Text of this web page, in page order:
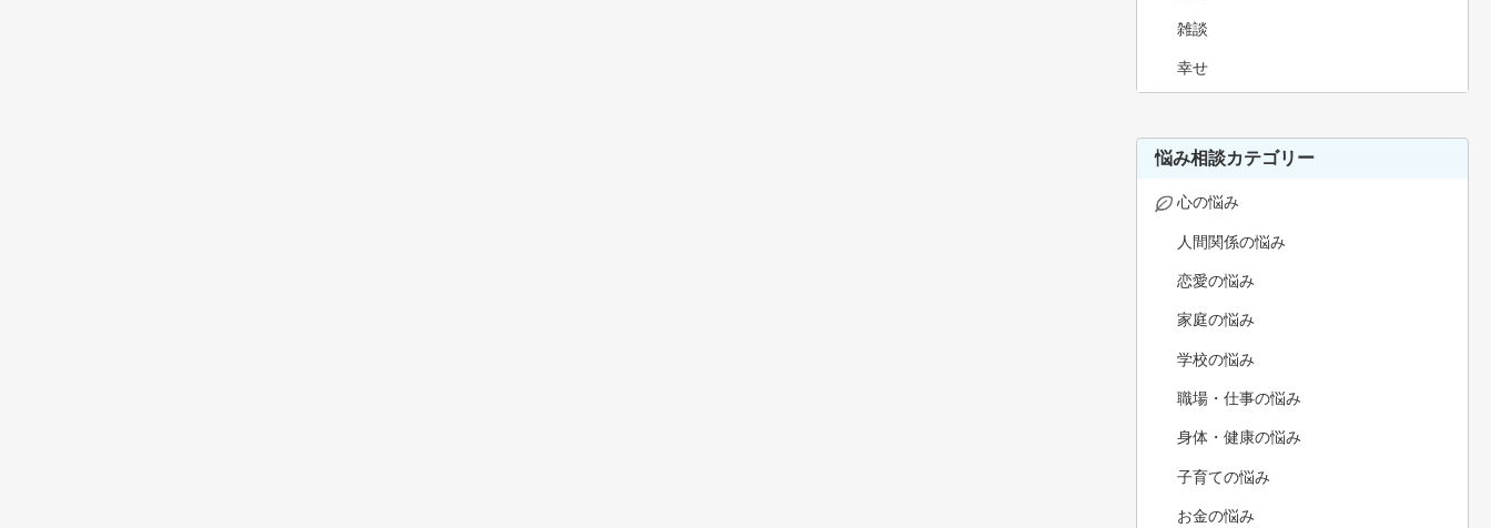
雑談
幸せ
悩み相談カテゴリー
心の悩み
人間関係の悩み
恋愛の悩み
家庭の悩み
学校の悩み
職場・仕事の悩み
身体・健康の悩み
子育ての悩み
お金の悩み